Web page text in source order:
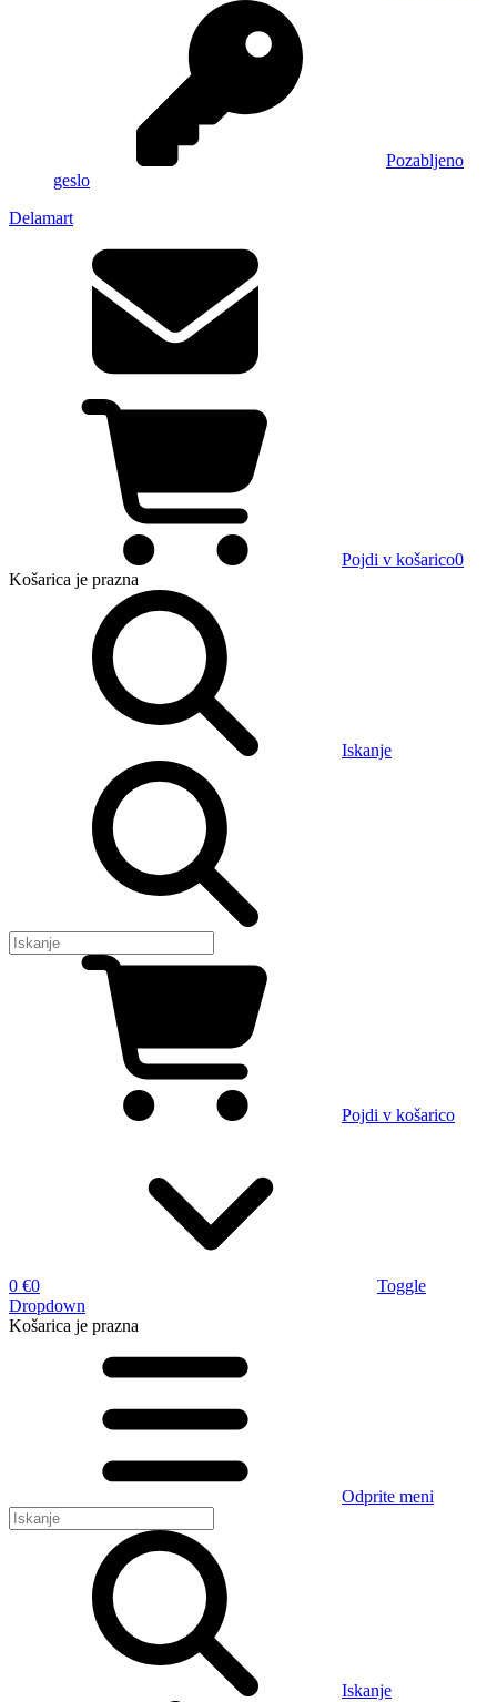
Pozabljeno
geslo
Delamart
Pojdi v košarico0
Košarica je prazna
Iskanje
Pojdi v košarico
0 €0
Toggle
Dropdown
Košarica je prazna
Odprite meni
Iskanje